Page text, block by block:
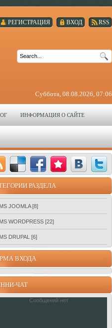
RSS
ВХОД
РЕГИСТРАЦИЯ
Суббота, 08.08.2026, 07:06
ИНФОРМАЦИЯ О САЙТЕ
РАЗДЕЛА
JOOMLA [8]
WORDPRESS [22]
DRUPAL [6]
ВХОДА
ЧАТ